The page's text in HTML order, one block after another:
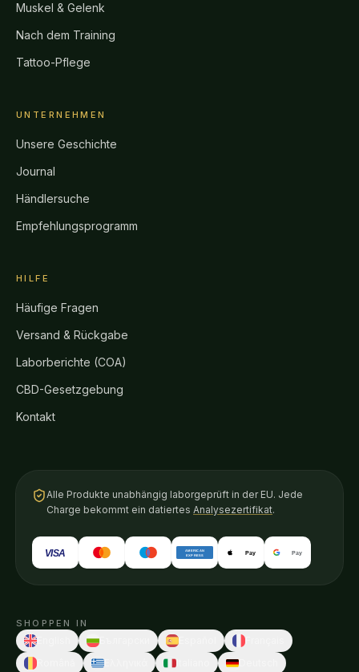
Muskel & Gelenk
Nach dem Training
Tattoo-Pflege
UNTERNEHMEN
Unsere Geschichte
Journal
Händlersuche
Empfehlungsprogramm
HILFE
Häufige Fragen
Versand & Rückgabe
Laborberichte (COA)
CBD-Gesetzgebung
Kontakt
Alle Produkte unabhängig laborgeprüft in der EU. Jede
Charge bekommt ein datiertes Analysezertifikat.
VISA AMERICAN
EXPRESS Pay Pay
SHOPPEN IN